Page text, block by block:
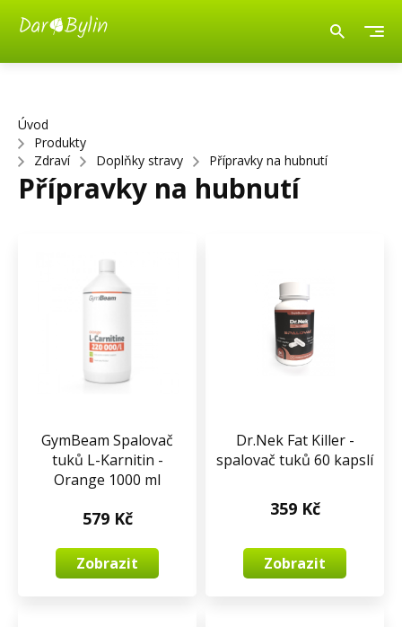
Úvod
Produkty
Zdraví
Doplňky stravy Přípravky na hubnutí
Přípravky na hubnutí
GymBeam Spalovač
tuků L-Karnitin -
Orange 1000 ml
579 Kč
Zobrazit
Dr.Nek Fat Killer -
spalovač tuků 60 kapslí
359 Kč
Zobrazit